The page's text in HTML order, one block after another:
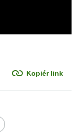
Kopiér link